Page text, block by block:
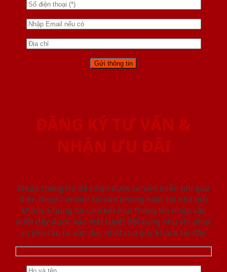
ĐĂNG KÝ TƯ VẤN &
NHẬN ƯU ĐÃI
Nhập thông tin để nhận được tư vấn miễn phí qua
điện thoại / email/ tại văn phòng hoặc tại nhà quý
khách. Chúng tôi cam kết mọi thông tin nhập vào
dưới đây được bảo mật tuyệt đối cũng như chỉ phục
vụ yêu cầu tư vấn duy nhất của quý khách tại đây.